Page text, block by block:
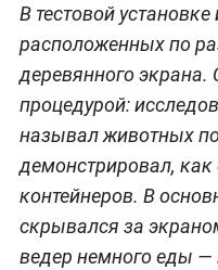
В тестовой
расположенных по
деревянного
процедурой:
называл животных
демонстрировал,
контейнеров. В
скрывался за
ведер немного еды —